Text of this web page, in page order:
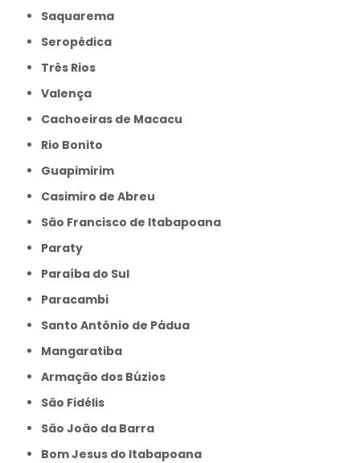
Saquarema
Seropédica
Três Rios
Valença
Cachoeiras de Macacu
Rio Bonito
Guapimirim
Casimiro de Abreu
São Francisco de Itabapoana
Paraty
Paraíba do Sul
Paracambi
Santo Antônio de Pádua
Mangaratiba
Armação dos Búzios
São Fidélis
São João da Barra
Bom Jesus do Itabapoana